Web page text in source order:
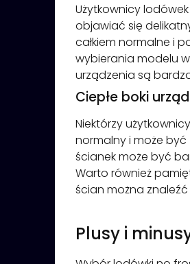
Użytkownicy
objawiać się
całkiem normalne i
wybierania modelu
urządzenia są
Ciepłe boki
Niektórzy
normalny i może
ścianek może być
Warto również
ścian można
Plusy i